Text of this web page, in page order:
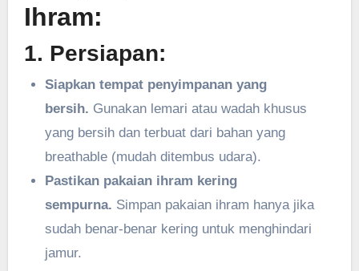
Ihram:
1. Persiapan:
Siapkan tempat penyimpanan yang
bersih. Gunakan lemari atau wadah khusus
yang bersih dan terbuat dari bahan yang
breathable (mudah ditembus udara).
Pastikan pakaian ihram kering
sempurna. Simpan pakaian ihram hanya jika
sudah benar-benar kering untuk menghindari
jamur.